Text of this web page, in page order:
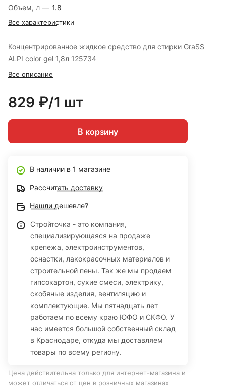
Объем, л — 1.8
Все характеристики
Концентрированное жидкое средство для стирки GraSS
ALPI color gel 1,8л 125734
Все описание
829 ₽/1 шт
В корзину
В наличии в 1 магазине
Рассчитать доставку
Нашли дешевле?
Стройточка - это компания,
специализирующаяся на продаже
крепежа, электроинструментов,
оснастки, лакокрасочных материалов и
строительной пены. Так же мы продаем
гипсокартон, сухие смеси, электрику,
скобяные изделия, вентиляцию и
комплектующие. Мы пятнадцать лет
работаем по всему краю ЮФО и СКФО. У
нас имеется большой собственный склад
в Краснодаре, откуда мы доставляем
товары по всему региону.
Цена действительна только для интернет-магазина и
может отличаться от цен в розничных магазинах